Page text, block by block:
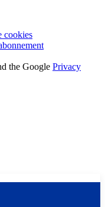
cookies
the Google Privacy